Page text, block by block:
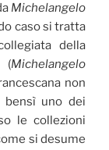
Michelangelo
caso si tratta
della
(Michelangelo
non
bensì uno dei
le collezioni
si desume